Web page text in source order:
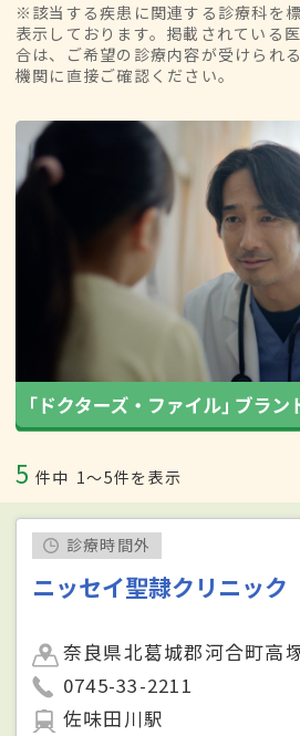
※該当する疾患に関連する診療科を
表示しております。掲載されている
合は、ご希望の診療内容が受けられ
機関に直接ご確認ください。
5 件中 1〜5件を表示
診療時間外
ニッセイ聖隷クリニック
奈良県北葛城郡河合町高
0745-33-2211
佐味田川駅